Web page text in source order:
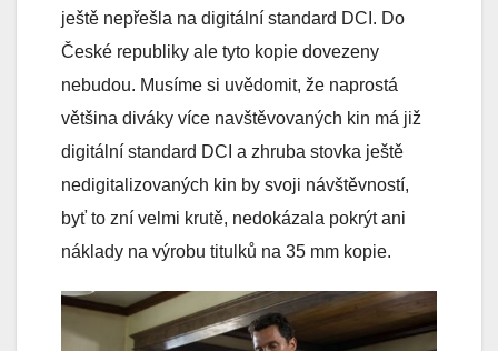
ještě nepřešla na digitální standard DCI. Do
České republiky ale tyto kopie dovezeny
nebudou. Musíme si uvědomit, že naprostá
většina diváky více navštěvovaných kin má již
digitální standard DCI a zhruba stovka ještě
nedigitalizovaných kin by svoji návštěvností,
byť to zní velmi krutě, nedokázala pokrýt ani
náklady na výrobu titulků na 35 mm kopie.